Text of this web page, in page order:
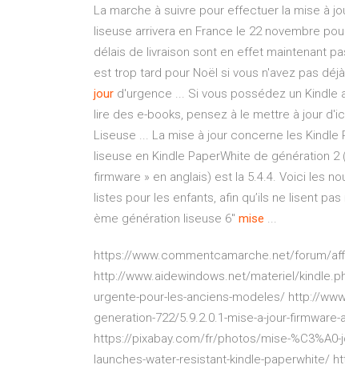
La marche à suivre pour effectuer la mise à
liseuse arrivera en France le 22 novembre
délais de livraison sont en effet maintenant
est trop tard pour Noël si vous n'avez pas
jour d'urgence ... Si vous possédez un Kindle
lire des e-books, pensez à le mettre à jour
Liseuse ... La mise à jour concerne les
liseuse en Kindle PaperWhite de génération
firmware » en anglais) est la 5.4.4. Voici les
listes pour les enfants, afin qu’ils ne lisent
ème génération liseuse 6" mise ...
https://www.commentcamarche.net/forum/
http://www.aidewindows.net/materiel/
urgente-pour-les-anciens-modeles/ http://
generation-722/5.9.2.0.1-mise-a-jour-
https://pixabay.com/fr/photos/mise-
launches-water-resistant-kindle-paperwhite/